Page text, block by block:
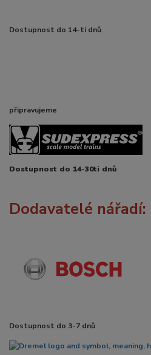
Dostupnost do 14-ti dnů
připravujeme
Dostupnost do 14-30ti dnů
Dodavatelé nářadí:
Dostupnost do 3-7 dnů